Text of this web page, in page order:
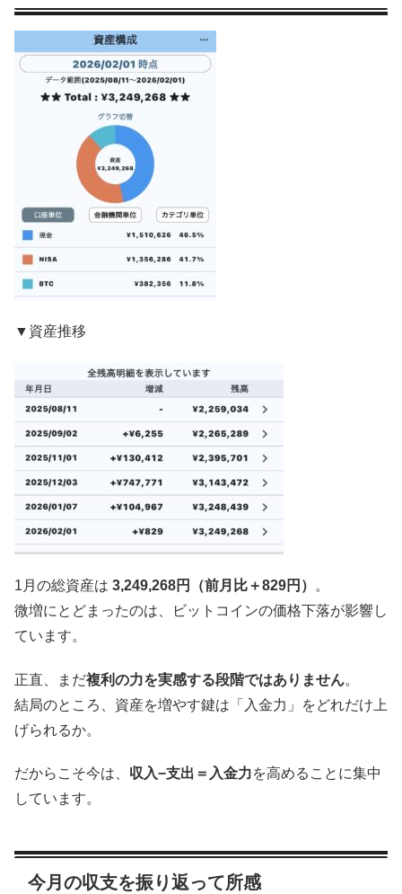
▼資産推移
1月の総資産は 3,249,268円（前月比＋829円）
。
微増にとどまったのは、ビットコインの価格下落が影響し
ています。
正直、まだ複利の力を実感する段階ではありません。
結局のところ、資産を増やす鍵は「入金力」をどれだけ上
げられるか。
だからこそ今は、 収入−支出＝入金力を高めることに集中
しています。
今月の収支を振り返って所感